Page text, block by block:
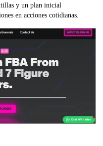
y un plan inicial
en acciones cotidianas.